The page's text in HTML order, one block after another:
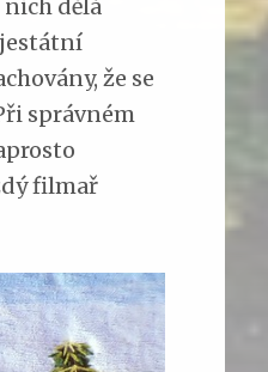
dělá
že se
správném
filmař